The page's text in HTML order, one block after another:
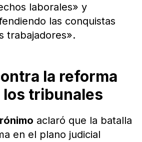
laborales» y
las conquistas
trabajadores».
la reforma
los tribunales
aclaró que la batalla
en el plano judicial